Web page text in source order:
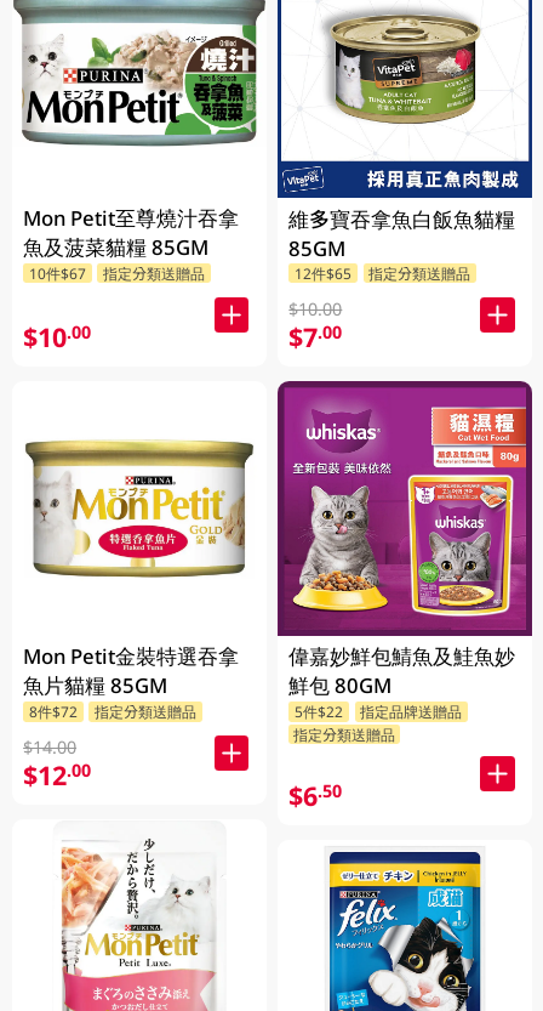
Mon Petit至尊燒汁吞拿
魚及菠菜貓糧 85GM
10件$67 指定分類送贈品
$10.00
Mon Petit金裝特選吞拿
魚片貓糧 85GM
8件$72 指定分類送贈品
$14.00
$12.00
維多寶吞拿魚白飯魚貓糧
85GM
12件$65 指定分類送贈品
$10.00
$7.00
偉嘉妙鮮包鯖魚及鮭魚妙
鮮包 80GM
5件$22
指定品牌送贈品
指定分類送贈品
$6.50